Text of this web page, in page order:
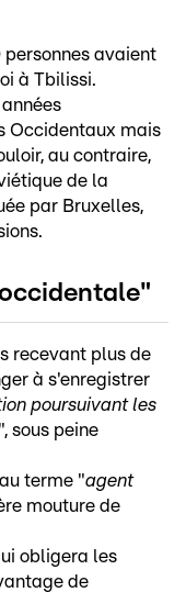
personnes avaient
à Tbilissi.
Occidentaux mais
au contraire,
de la
par Bruxelles,
recevant plus de
à s'enregistrer
poursuivant les
", sous peine
terme "agent
mouture de
obligera les
de